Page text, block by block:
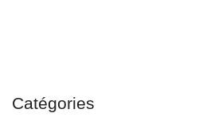
Catégories